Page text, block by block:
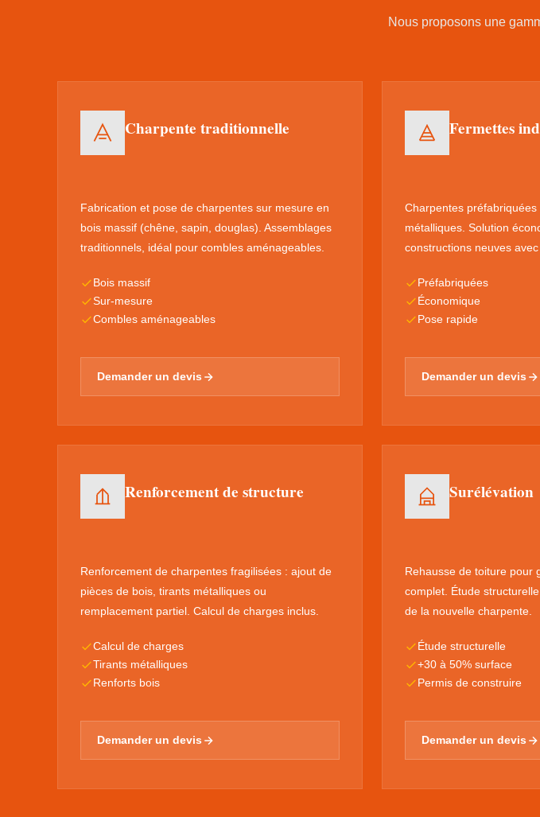
Nous proposons une
Charpente traditionnelle
Fabrication et pose de charpentes sur mesure en
bois massif (chêne, sapin, douglas). Assemblages
traditionnels, idéal pour combles aménageables.
Bois massif
Sur-mesure
Combles aménageables
Demander un devis
Fermettes
Charpentes
métalliques. Solution
constructions neuves
Préfabriquées
Économique
Pose rapide
Demander un devis
Renforcement de structure
Renforcement de charpentes fragilisées : ajout de
pièces de bois, tirants métalliques ou
remplacement partiel. Calcul de charges inclus.
Calcul de charges
Tirants métalliques
Renforts bois
Demander un devis
Surélévation
Rehausse de toiture pour
complet. Étude
de la nouvelle charpente.
Étude structurelle
+30 à 50% surface
Permis de construire
Demander un devis